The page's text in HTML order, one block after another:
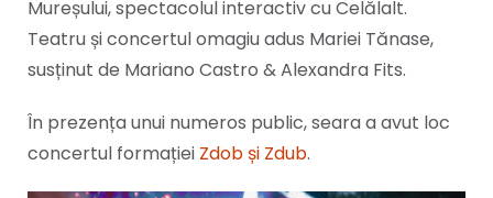
Mureșului, spectacolul interactiv cu Celălalt.
Teatru și concertul omagiu adus Mariei Tănase,
susținut de Mariano Castro & Alexandra Fits.
În prezența unui numeros public, seara a avut loc
concertul formației Zdob și Zdub.